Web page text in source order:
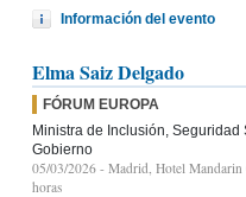
Información del evento
Elma Saiz Delgado
FÓRUM EUROPA
Ministra de Inclusión,
Gobierno
05/03/2026 - Madrid, Hotel Mandarin
horas